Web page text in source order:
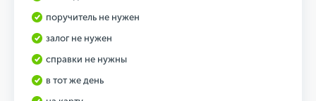
поручитель не нужен
залог не нужен
справки не нужны
в тот же день